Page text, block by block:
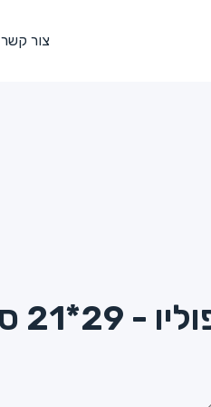
צור קשר
ס"מ.